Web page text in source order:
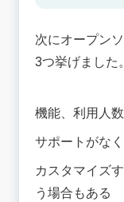
次にオープン
3つ挙げました。
機能、利用人
サポートがな
カスタマイズ
う場合もある